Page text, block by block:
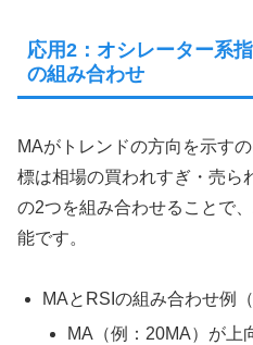
応用2：オシレーター系
の組み合わせ
MAがトレンドの方向を示す
標は相場の買われすぎ・売ら
の2つを組み合わせることで
能です。
MAとRSIの組み合わせ例
MA（例：20MA）が上